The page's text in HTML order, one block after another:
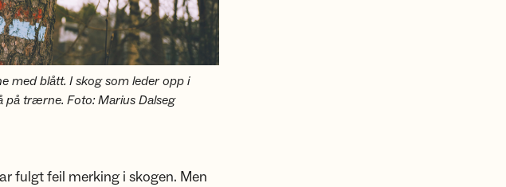
med blått. I skog som leder opp i
på trærne. Foto: Marius Dalseg
fulgt feil merking i skogen. Men